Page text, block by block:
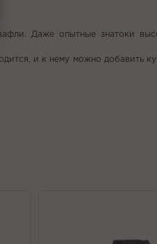
Даже опытные знатоки
и к нему можно добавить